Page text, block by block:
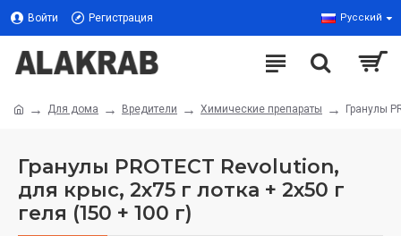
Войти Регистрация Русский
Для дома Вредители Химические препараты Гранулы
Гранулы PROTECT Revolution,
для крыс, 2x75 г лотка + 2x50 г
геля (150 + 100 г)